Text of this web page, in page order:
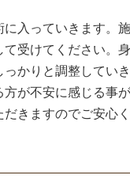
に入っていきます。
て受けてください。
っかりと調整してい
方が不安に感じる事
きますのでご安心く